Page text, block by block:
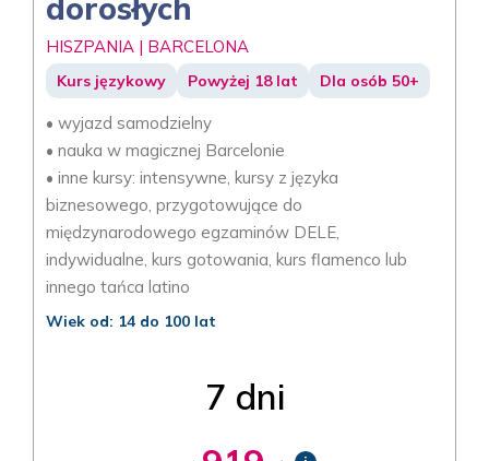
dorosłych
HISZPANIA | BARCELONA
Kurs językowy Powyżej 18 lat Dla osób 50+
• wyjazd samodzielny
• nauka w magicznej Barcelonie
• inne kursy: intensywne, kursy z języka
biznesowego, przygotowujące do
międzynarodowego egzaminów DELE,
indywidualne, kurs gotowania, kurs flamenco lub
innego tańca latino
Wiek od: 14 do 100 lat
7 dni